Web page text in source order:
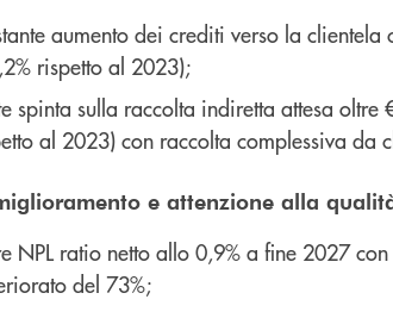
aumento dei crediti verso la
rispetto al 2023);
spinta sulla raccolta indiretta attesa
al 2023) con raccolta complessiva
e attenzione alla
NPL ratio netto allo 0,9% a fine 2027
del 73%;